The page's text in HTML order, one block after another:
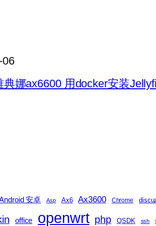
06
典娜ax6600 用docker安装
安卓 Asp Ax6 Ax3600 Chrome
office openwrt php QSDK ssh